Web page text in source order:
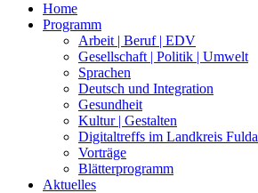
Home
Programm
Arbeit | Beruf | EDV
Gesellschaft | Politik | Umwelt
Sprachen
Deutsch und Integration
Gesundheit
Kultur | Gestalten
Digitaltreffs im Landkreis Fulda
Vorträge
Blätterprogramm
Aktuelles